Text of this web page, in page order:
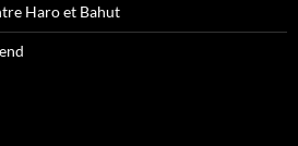
Haro et Bahut